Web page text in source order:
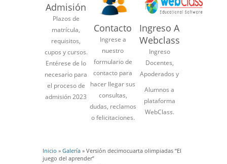
Admisión
Plazos de
matrícula,
requisitos,
cupos y cursos.
Entérese de lo
necesario para
el proceso de
admisión 2023
Contacto
Ingrese a
nuestro
formulario de
contacto para
hacer llegar sus
consultas,
dudas, reclamos
o felicitaciones.
Ingreso A
Webclass
Ingreso
Docentes,
Apoderados y
Alumnos a
plataforma
WebClass.
Inicio » Galería » Versión decimocuarta olimpiadas “El
juego del aprender”